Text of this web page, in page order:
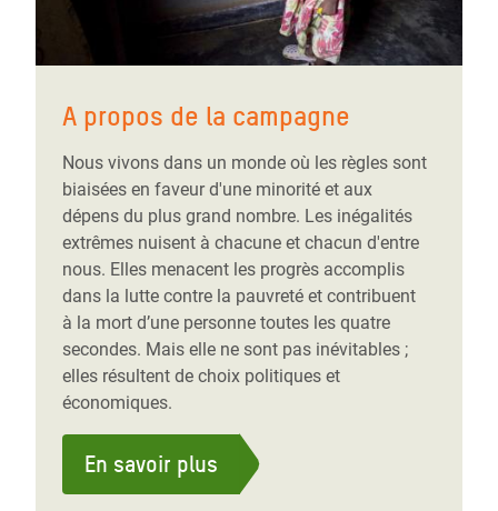
A propos de la campagne
Nous vivons dans un monde où les règles sont
biaisées en faveur d'une minorité et aux
dépens du plus grand nombre. Les inégalités
extrêmes nuisent à chacune et chacun d'entre
nous. Elles menacent les progrès accomplis
dans la lutte contre la pauvreté et contribuent
à la mort d’une personne toutes les quatre
secondes. Mais elle ne sont pas inévitables ;
elles résultent de choix politiques et
économiques.
En savoir plus